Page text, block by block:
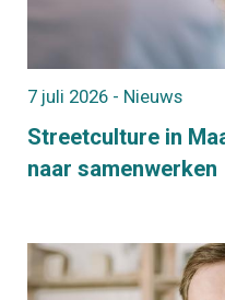
Streetculture in
naar samenwerken
7 juli 2026 - Nieuws